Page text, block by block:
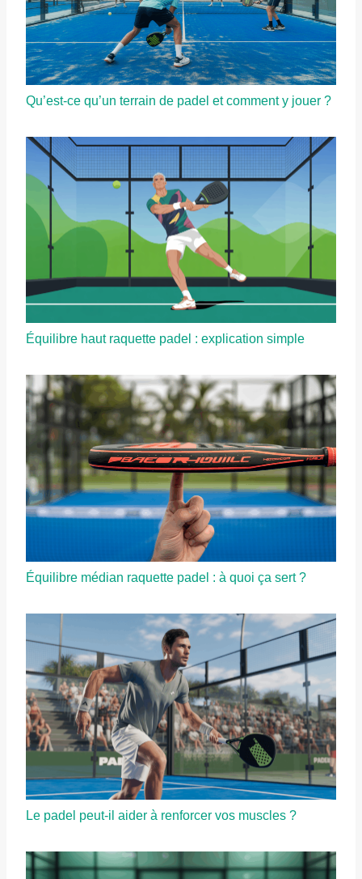
Qu’est-ce qu’un terrain de padel et comment y jouer ?
Équilibre haut raquette padel : explication simple
Équilibre médian raquette padel : à quoi ça sert ?
Le padel peut-il aider à renforcer vos muscles ?